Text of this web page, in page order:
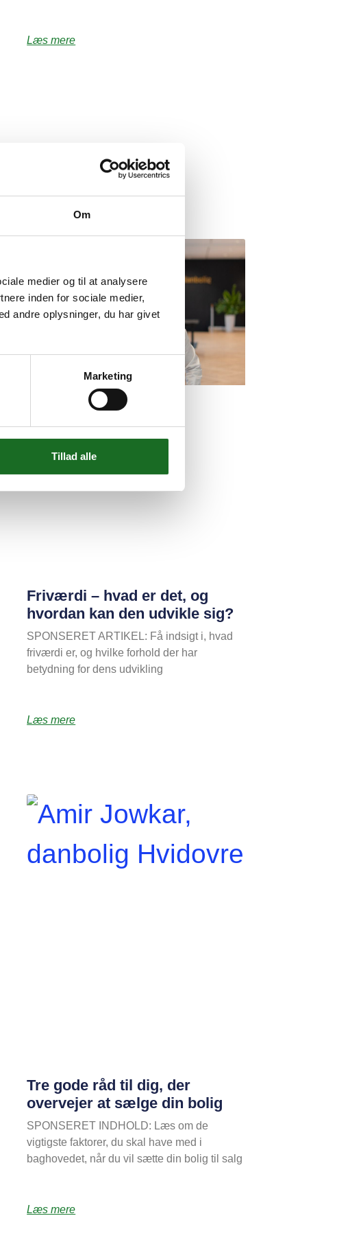
Om
medier og til at analysere
inden for sociale medier,
andre oplysninger, du har givet
Marketing
Tillad alle
Læs mere
Friværdi – hvad er det, og
hvordan kan den udvikle sig?
SPONSERET ARTIKEL: Få indsigt i, hvad
friværdi er, og hvilke forhold der har
betydning for dens udvikling
Læs mere
Tre gode råd til dig, der
overvejer at sælge din bolig
SPONSERET INDHOLD: Læs om de
vigtigste faktorer, du skal have med i
baghovedet, når du vil sætte din bolig til salg
Læs mere